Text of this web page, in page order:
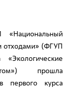
отходами» (ФГУП
прошла
первого курса